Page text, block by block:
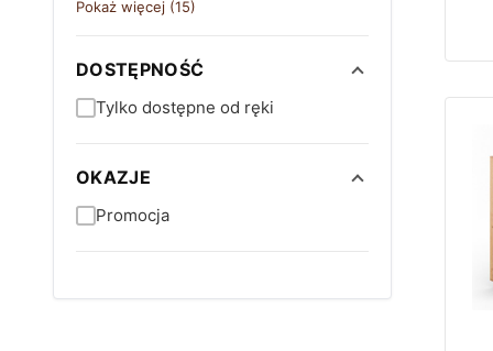
Pokaż więcej (15)
DOSTĘPNOŚĆ
Tylko dostępne od ręki
OKAZJE
Promocja